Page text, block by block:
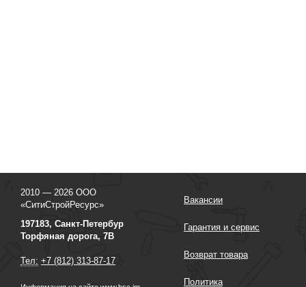
2010 — 2026 ООО
«СитиСтройРесурс»
197183, Санкт-Петербур
Торфяная дорога, 7В
Тел: +7 (812) 313-87-17
Вакансии
Гарантия и сервис
Возврат товара
Политика